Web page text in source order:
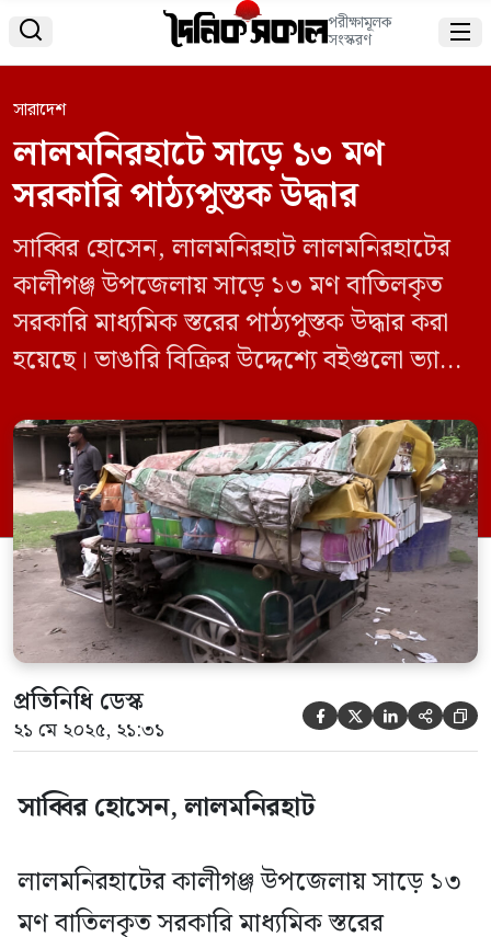
 পরীক্ষামূলক
সংস্করণ 
সারাদেশ
লালমনিরহাটে সাড়ে ১৩ মণ
সরকারি পাঠ্যপুস্তক উদ্ধার
সাব্বির হোসেন, লালমনিরহাট লালমনিরহাটের
কালীগঞ্জ উপজেলায় সাড়ে ১৩ মণ বাতিলকৃত
সরকারি মাধ্যমিক স্তরের পাঠ্যপুস্তক উদ্ধার করা
হয়েছে। ভাঙারি বিক্রির উদ্দেশ্যে বইগুলো ভ্যানে
ঘটে। মঙ্গলবার (২০ মে) সন্ধ্যায় উপজেলার
কাকিনা ইউনিয়নের জিরোপয়েন্ট (পোনাহাটি)
এলাকায় ভ্যানটি আটক করে পুলিশ। এ সময়
ভাঙারি ব্যবসায়ী আলী হোসেনকে আটক করা
হলেও মুচলেকা নিয়ে […]
প্রতিনিধি ডেস্ক
২১ মে ২০২৫, ২১:৩১     
সাব্বির হোসেন, লালমনিরহাট
লালমনিরহাটের কালীগঞ্জ উপজেলায় সাড়ে ১৩
মণ বাতিলকৃত সরকারি মাধ্যমিক স্তরের